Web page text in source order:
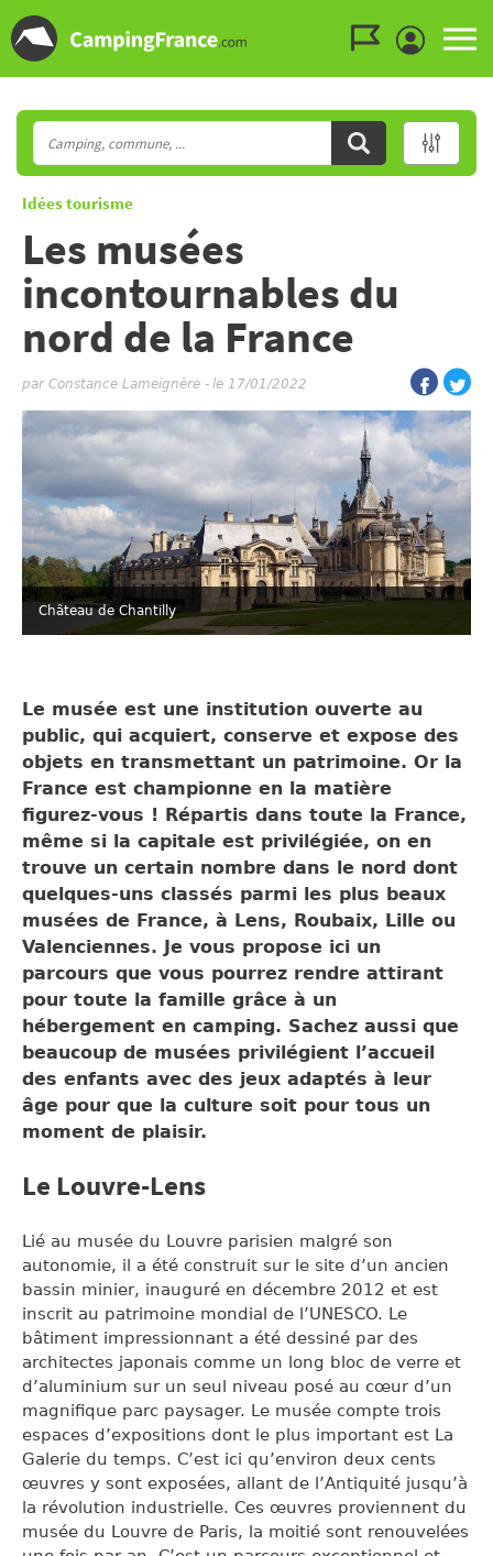
Idées tourisme
Les musées
incontournables du
nord de la France
par Constance Lameignère - le 17/01/2022
Château de Chantilly
Le musée est une institution ouverte au
public, qui acquiert, conserve et expose des
objets en transmettant un patrimoine. Or la
France est championne en la matière
figurez-vous ! Répartis dans toute la France,
même si la capitale est privilégiée, on en
trouve un certain nombre dans le nord dont
quelques-uns classés parmi les plus beaux
musées de France, à Lens, Roubaix, Lille ou
Valenciennes. Je vous propose ici un
parcours que vous pourrez rendre attirant
pour toute la famille grâce à un
hébergement en camping. Sachez aussi que
beaucoup de musées privilégient l’accueil
des enfants avec des jeux adaptés à leur
âge pour que la culture soit pour tous un
moment de plaisir.
Le Louvre-Lens
Lié au musée du Louvre parisien malgré son
autonomie, il a été construit sur le site d’un ancien
bassin minier, inauguré en décembre 2012 et est
inscrit au patrimoine mondial de l’UNESCO. Le
bâtiment impressionnant a été dessiné par des
architectes japonais comme un long bloc de verre et
d’aluminium sur un seul niveau posé au cœur d’un
magnifique parc paysager. Le musée compte trois
espaces d’expositions dont le plus important est La
Galerie du temps. C’est ici qu’environ deux cents
œuvres y sont exposées, allant de l’Antiquité jusqu’à
la révolution industrielle. Ces œuvres proviennent du
musée du Louvre de Paris, la moitié sont renouvelées